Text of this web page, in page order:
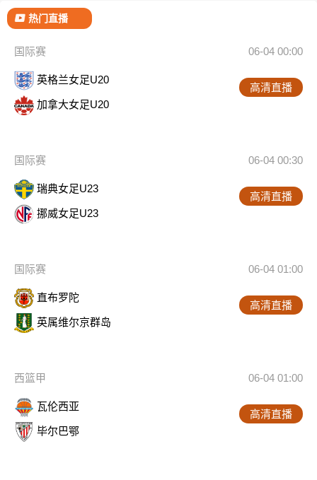
热门直播
国际赛 06-04 00:00
英格兰女足U20
加拿大女足U20
高清直播
国际赛 06-04 00:30
瑞典女足U23
挪威女足U23
高清直播
国际赛 06-04 01:00
直布罗陀
英属维尔京群岛
高清直播
西篮甲 06-04 01:00
瓦伦西亚
毕尔巴鄂
高清直播